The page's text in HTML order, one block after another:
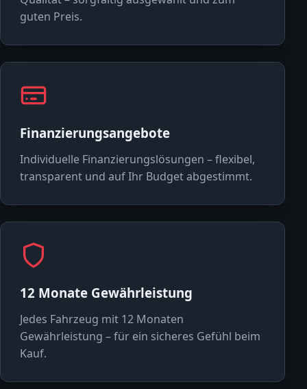
guten Preis.
Finanzierungsangebote
Individuelle Finanzierungslösungen – flexibel,
transparent und auf Ihr Budget abgestimmt.
12 Monate Gewährleistung
Jedes Fahrzeug mit 12 Monaten
Gewährleistung – für ein sicheres Gefühl beim
Kauf.